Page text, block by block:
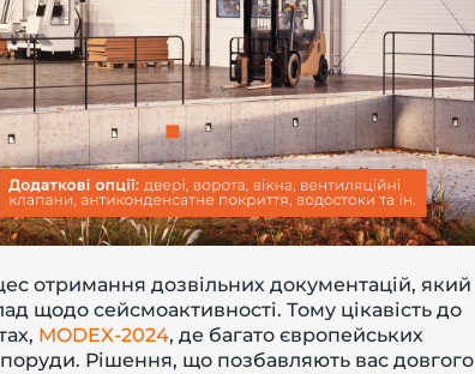
отримання дозвільних документацій, який
щодо сейсмоактивності. Тому цікавість до
MODEX-2024, де багато європейських
Рішення, що позбавляють вас довгого